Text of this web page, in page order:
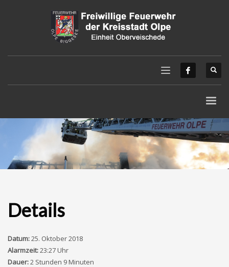
Details
Datum:25. Oktober 2018
Alarmzeit:23:27 Uhr
Dauer:2 Stunden 9 Minuten